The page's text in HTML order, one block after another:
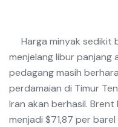
Harga minyak sedikit
menjelang libur panjang
pedagang masih
perdamaian di Timur
Iran akan berhasil. Brent
menjadi $71,87 per